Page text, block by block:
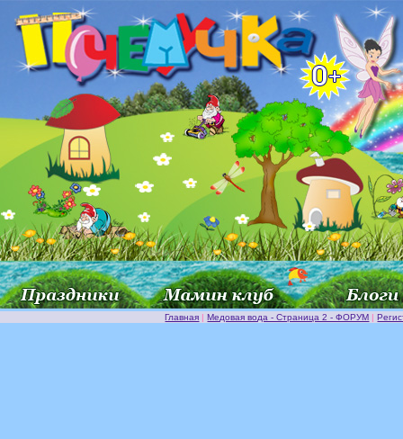
Главная |Медовая вода - Страница 2 - ФОРУМ |